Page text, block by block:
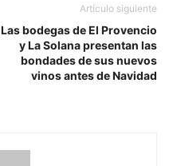
Artículo siguiente
Las bodegas de El Provencio
y La Solana presentan las
bondades de sus nuevos
vinos antes de Navidad